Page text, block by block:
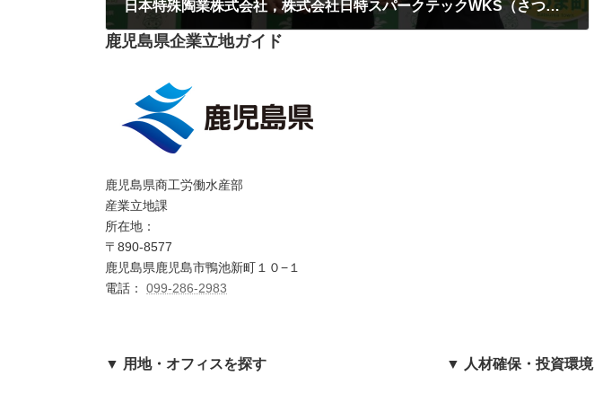
日本特殊陶業株式会社，株式会社日特スパークテックWKS（さつま町：R4/9/13）
2022年9月13日
鹿児島県企業立地ガイド
鹿児島県商工労働水産部
産業立地課
所在地：
〒890-8577
鹿児島県鹿児島市鴨池新町１０−１
電話： 099-286-2983
▼ 用地・オフィスを探す ▼ 人材確保・投資環境